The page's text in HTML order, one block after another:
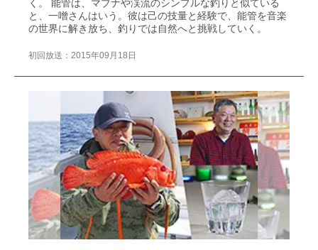
く。 能管は、マブナや渓流のシンプルな釣りと似ている
と、一噌さんはいう。彼は己の技量と経験で、能管を音楽
の世界に解き放ち、釣りでは自然へと挑戦していく。
初回放送：2015年09月18日